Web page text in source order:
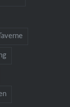
Taverne